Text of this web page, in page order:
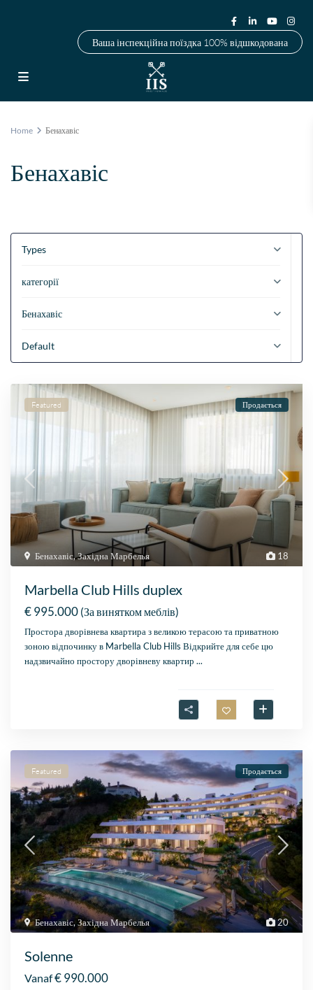
Ваша інспекційна поїздка 100% відшкодована
Home Бенахавіс
Бенахавіс
Types
категорії
Бенахавіс
Default
18
Бенахавіс,Західна Марбелья
Featured Продається
Marbella Club Hills duplex
€ 995.000 (За винятком меблів)
Простора дворівнева квартира з великою терасою та приватною
зоною відпочинку в Marbella Club Hills Відкрийте для себе цю
надзвичайно простору дворівневу квартир...
20
Бенахавіс,Західна Марбелья
Featured Продається
Solenne
Vanaf€ 990.000